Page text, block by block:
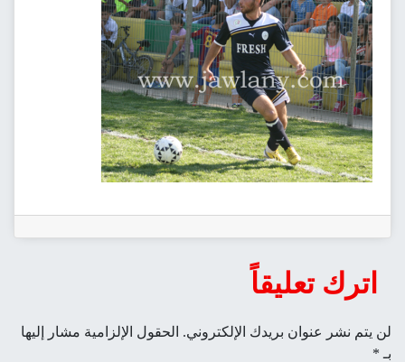
اترك تعليقاً
لن يتم نشر عنوان بريدك الإلكتروني. الحقول الإلزامية مشار إليها
بـ *